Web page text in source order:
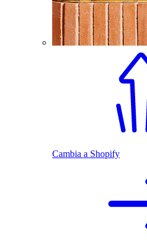
Cambia a Shopify